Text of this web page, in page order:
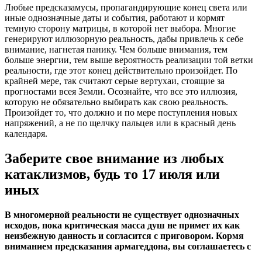
Любые предсказамусы, пропагандирующие конец света или
иные однозначные даты и события, работают и кормят
темную сторону матрицы, в которой нет выбора. Многие
генерируют иллюзорную реальность, дабы привлечь к себе
внимание, нагнетая панику. Чем больше внимания, тем
больше энергии, тем выше вероятность реализации той ветки
реальности, где этот конец действительно произойдет. По
крайней мере, так считают серые вертухаи, стоящие за
прогностами всея Земли. Осознайте, что все это иллюзия,
которую не обязательно выбирать как свою реальность.
Произойдет то, что должно и по мере поступления новых
напряжений, а не по щелчку пальцев или в красный день
календаря.
Заберите свое внимание из любых
катаклизмов, будь то 17 июля или
иных
В многомерной реальности не существует однозначных
исходов, пока критическая масса душ не примет их как
неизбежную данность и согласится с приговором. Кормя
вниманием предсказания армагеддона, вы соглашаетесь с